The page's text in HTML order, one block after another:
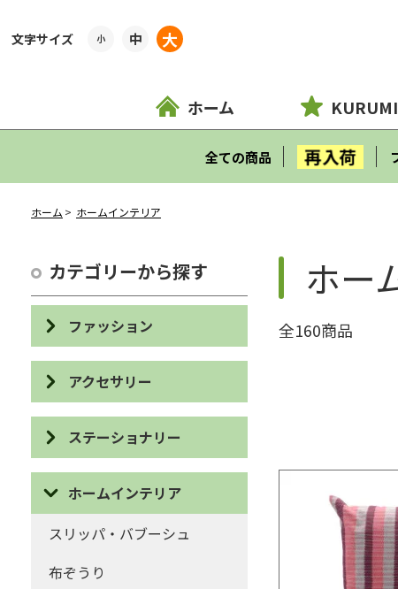
小 中 大
ホーム
全ての商品 再入荷
ホーム ホームインテリア
カテゴリーから探す
ファッション
バッグ
ポーチ・巾着
コインケース・がま口
ハンカチ・ティッシュケース
マフラー・ストール
ファッションその他
アクセサリー
ピアス
イヤリング
ネックレス
ブローチ
ブレスレット・リング
ステーショナリー
IDケース・パスケース
カードケース
ホームインテリア
スリッパ・バブーシュ
布ぞうり
ホー
全160商品